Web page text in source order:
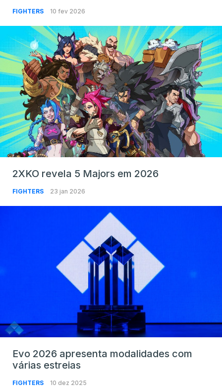
FIGHTERS 10 fev 2026
2XKO revela 5 Majors em 2026
FIGHTERS 23 jan 2026
Evo 2026 apresenta modalidades com
várias estreias
FIGHTERS 10 dez 2025